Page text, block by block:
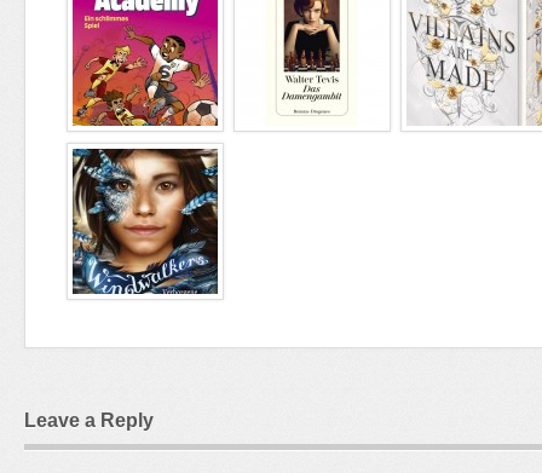
Leave a Reply